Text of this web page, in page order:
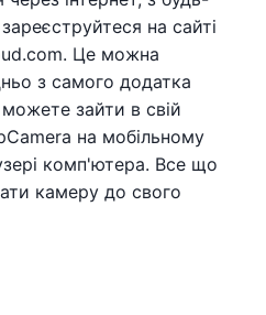
на сайті
Це можна
з самого додатка
зайти в свій
на мобільному
комп'ютера. Все що
камеру до свого